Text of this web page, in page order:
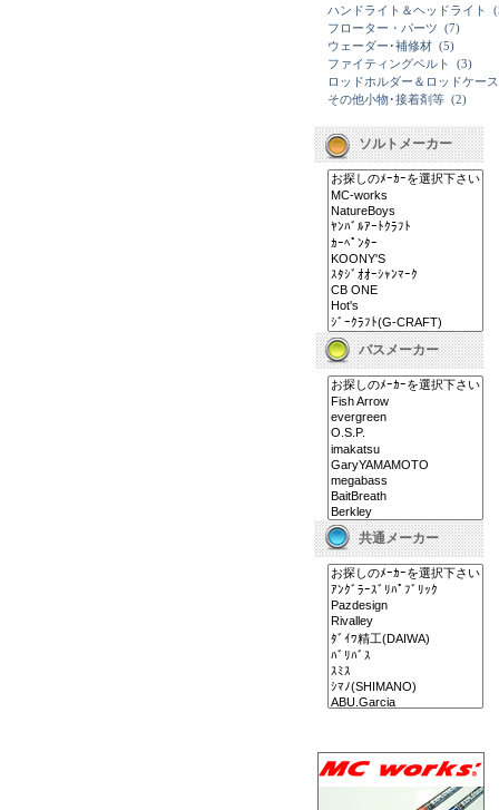
ハンドライト＆ヘッドライト
フローター・パーツ (7)
ウェーダー･補修材 (5)
ファイティングベルト
(3)
ロッドホルダー＆ロッドケース
その他小物･接着剤等 (2)
ソルトメーカー
バスメーカー
共通メーカー